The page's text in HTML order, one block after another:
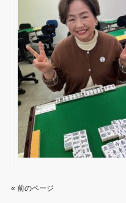
« 前のページ